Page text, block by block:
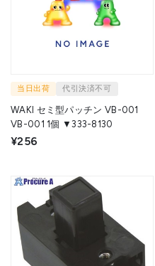
当日出荷 代引決済不可
WAKI セミ型パッチン VB-001
VB-001 1個 ▼333-8130
¥256